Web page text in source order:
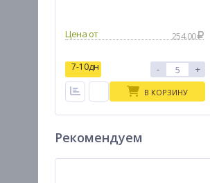
Цена от 254.00
7-10дн - +
В КОРЗИНУ
Рекомендуем